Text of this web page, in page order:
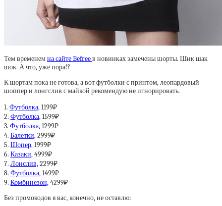
Тем временемна сайте Befreeв новинках замечены шорты. Шик шак
шок. А что, уже пора!?
К шортам пока не готова, а вот футболки с принтом, леопардовый
шоппер и лонгслив с майкой рекомендую не игнорировать.
1. Футболка,1199₽
2. Футболка,1599₽
3. Футболка,1299₽
4. Балетки,2999₽
5. Шопер,1999₽
6. Казаки,4999₽
7. Лонслив,2299₽
8. Футболка,1499₽
9. Комбинезон,4299₽
Без промокодов я вас, конечно, не оставлю: